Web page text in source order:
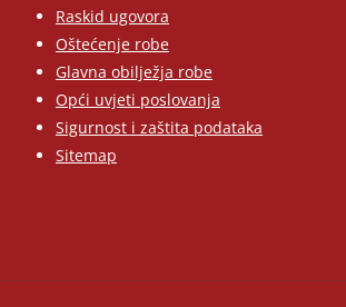
Raskid ugovora
Oštećenje robe
Glavna obilježja robe
Opći uvjeti poslovanja
Sigurnost i zaštita podataka
Sitemap